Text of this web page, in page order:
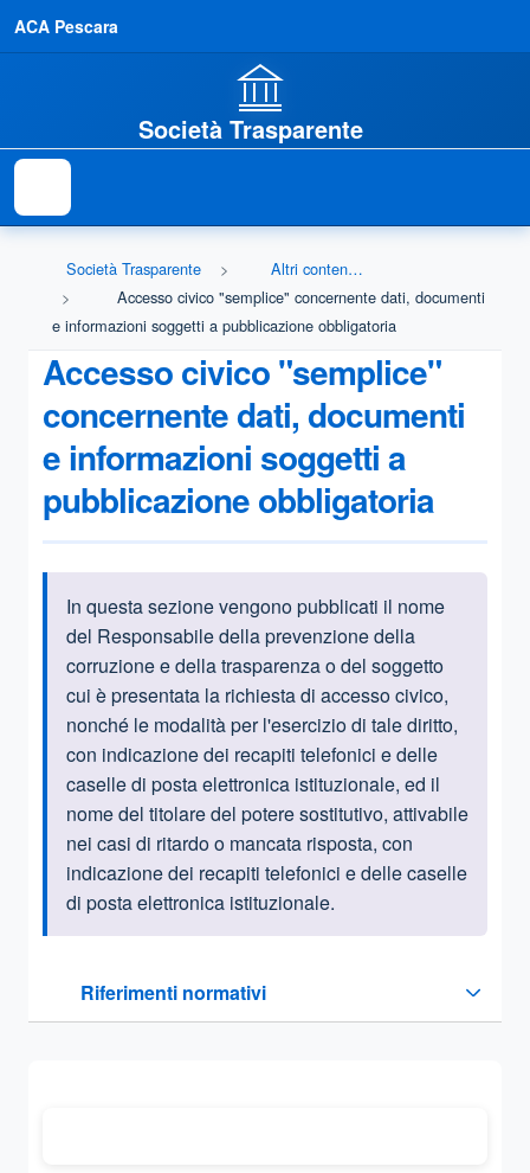
ACA Pescara
Società Trasparente
Società Trasparente
Altri contenuti - Accesso civico
Accesso civico "semplice" concernente dati, documenti
e informazioni soggetti a pubblicazione obbligatoria
Accesso civico "semplice"
concernente dati, documenti
e informazioni soggetti a
pubblicazione obbligatoria
Informazioni introduttive
In questa sezione vengono pubblicati il nome
del Responsabile della prevenzione della
corruzione e della trasparenza o del soggetto
cui è presentata la richiesta di accesso civico,
nonché le modalità per l'esercizio di tale diritto,
con indicazione dei recapiti telefonici e delle
caselle di posta elettronica istituzionale, ed il
nome del titolare del potere sostitutivo, attivabile
nei casi di ritardo o mancata risposta, con
indicazione dei recapiti telefonici e delle caselle
di posta elettronica istituzionale.
Riferimenti normativi
Sezione compressa